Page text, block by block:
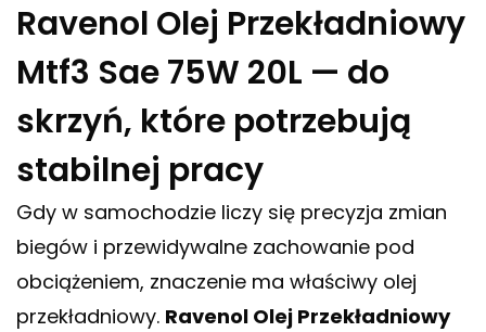
Ravenol Olej Przekładniowy
Mtf3 Sae 75W 20L — do
skrzyń, które potrzebują
stabilnej pracy
Gdy w samochodzie liczy się precyzja zmian
biegów i przewidywalne zachowanie pod
obciążeniem, znaczenie ma właściwy olej
przekładniowy. Ravenol Olej Przekładniowy